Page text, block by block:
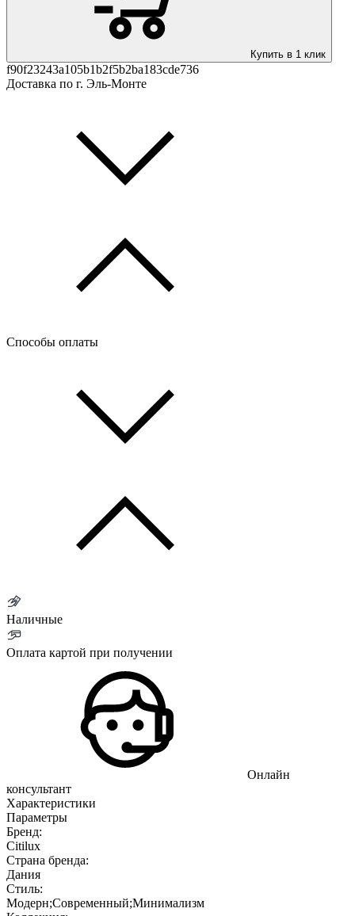
Купить в 1 клик
f90f23243a105b1b2f5b2ba183cde736
Доставка по г. Эль-Монте
Способы оплаты
Наличные
Оплата картой при получении
Онлайн
консультант
Характеристики
Параметры
Бренд:
Citilux
Страна бренда:
Дания
Стиль:
Модерн;Современный;Минимализм